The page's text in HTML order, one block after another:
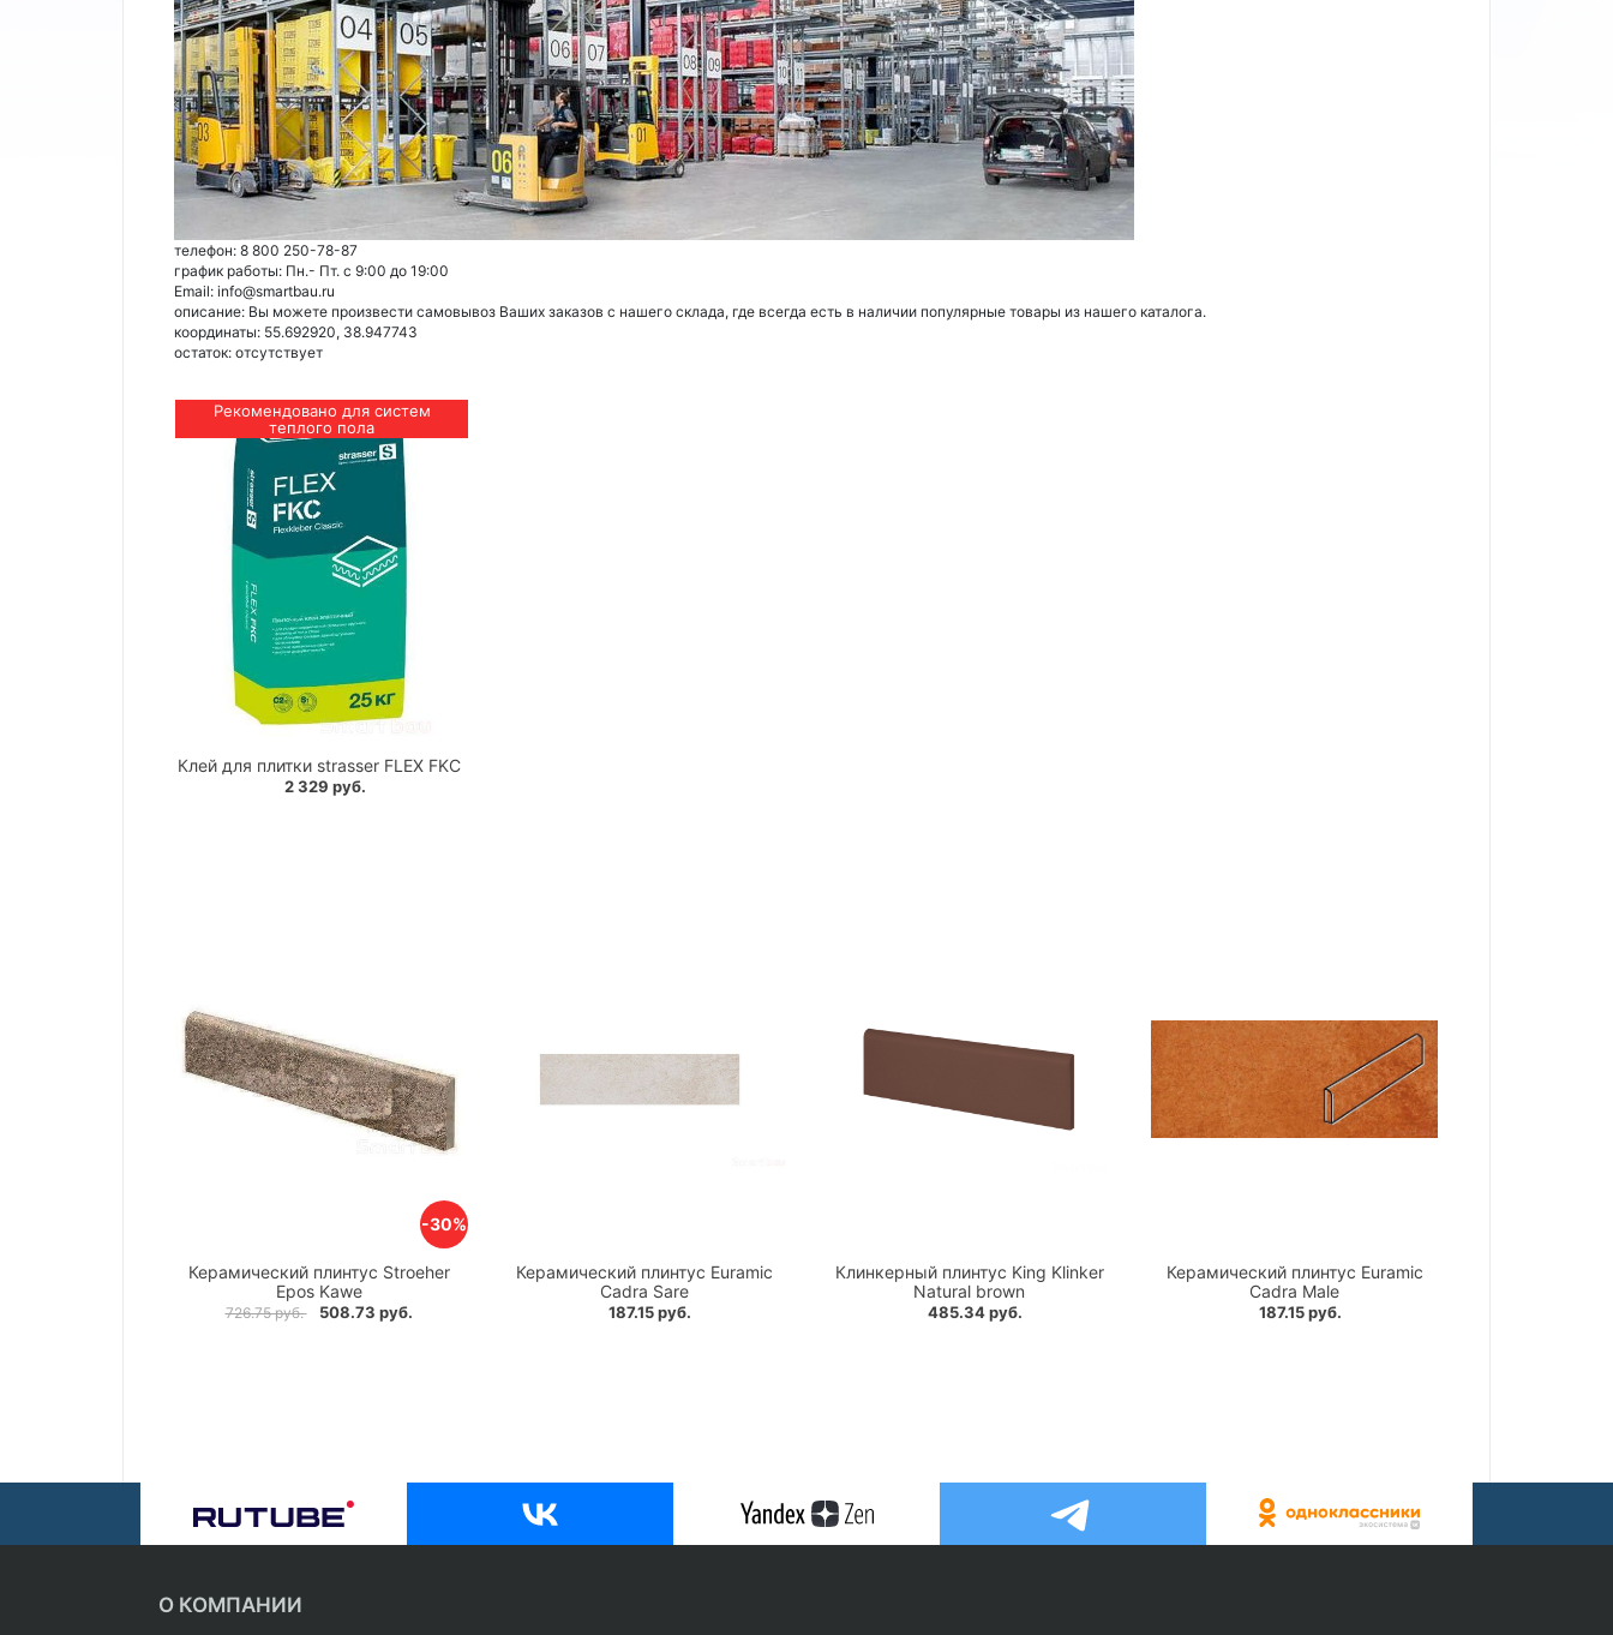
телефон: 8 800 250-78-87
график работы: Пн.- Пт. с 9:00 до 19:00
Email: info@smartbau.ru
описание: Вы можете произвести самовывоз Ваших заказов с нашего склада, где всегда есть в наличии популярные товары из нашего каталога.
координаты: 55.692920, 38.947743
остаток: отсутствует
Рекомендовано для систем
теплого пола
Клей для плитки strasser FLEX FKC
2 329 руб.
-30%
Керамический плинтус Stroeher
Epos Kawe
726.75 руб. 508.73 руб.
Керамический плинтус Euramic
Cadra Sare
187.15 руб.
Клинкерный плинтус King Klinker
Natural brown
485.34 руб.
Керамический плинтус Euramic
Cadra Male
187.15 руб.
О КОМПАНИИ